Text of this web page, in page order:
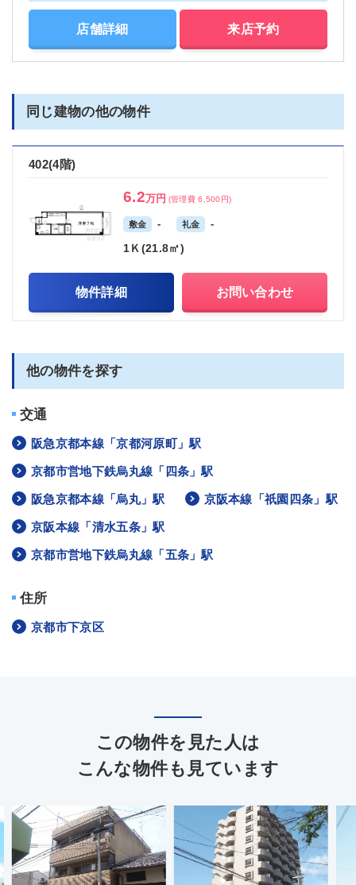
店舗詳細 来店予約
同じ建物の他の物件
402(4階)
6.2万円 (管理費 6,500円)
敷金 - 礼金 -
1Ｋ(21.8㎡)
物件詳細 お問い合わせ
他の物件を探す
交通
阪急京都本線「京都河原町」駅
京都市営地下鉄烏丸線「四条」駅
阪急京都本線「烏丸」駅 京阪本線「祇園四条」駅
京阪本線「清水五条」駅
京都市営地下鉄烏丸線「五条」駅
住所
京都市下京区
この物件を見た人は
こんな物件も見ています